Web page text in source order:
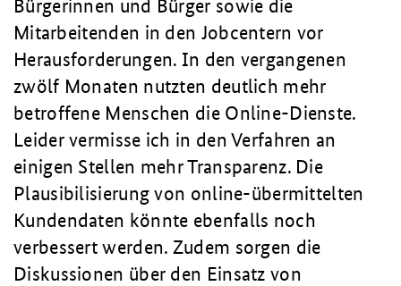
Bürgerinnen und Bürger sowie die
Mitarbeitenden in den Jobcentern vor
Herausforderungen. In den vergangenen
zwölf Monaten nutzten deutlich mehr
betroffene Menschen die Online-Dienste.
Leider vermisse ich in den Verfahren an
einigen Stellen mehr Transparenz. Die
Plausibilisierung von online-übermittelten
Kundendaten könnte ebenfalls noch
verbessert werden. Zudem sorgen die
Diskussionen über den Einsatz von